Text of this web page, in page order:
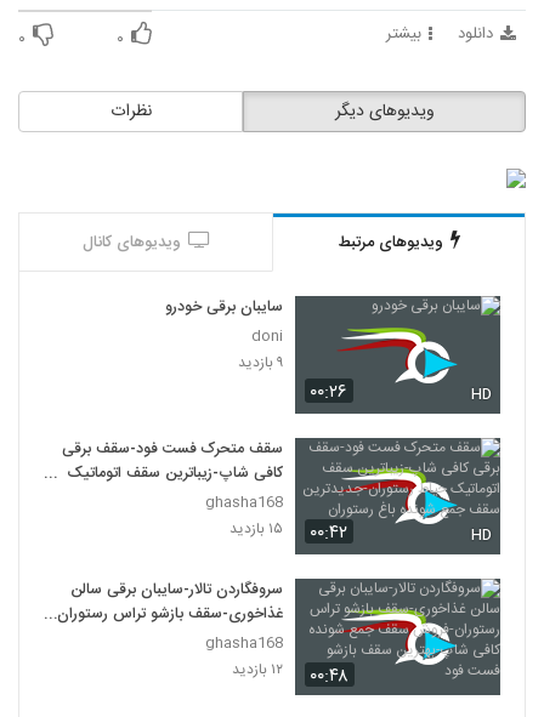
دانلود بیشتر ۰ ۰
نظرات ویدیوهای دیگر
ویدیوهای مرتبط ویدیوهای کانال
۰۰:۲۶ HD
سایبان برقی خودرو
doni
۹ بازدید
۰۰:۴۲ HD
سقف متحرک فست فود-سقف برقی
کافی شاپ-زیباترین سقف اتوماتیک
حیاط رستوران-جدیدترین سقف جمع
شونده باغ رستوران
ghasha168
۱۵ بازدید
۰۰:۴۸
سروفگاردن تالار-سایبان برقی سالن
غذاخوری-سقف بازشو تراس رستوران-
فروش سقف جمع شونده کافی شاپ-
بهترین سقف بازشو فست فود
ghasha168
۱۲ بازدید